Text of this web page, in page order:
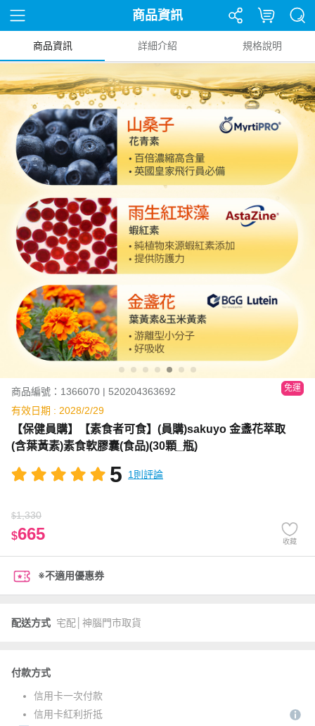
商品資訊
商品資訊 詳細介紹 規格說明
商品編號：1366070 | 520204363692 免運
有效日期 : 2028/2/29
【保健員購】【素食者可食】(員購)sakuyo 金盞花萃取
(含葉黃素)素食軟膠囊(食品)(30顆_瓶)
5 1則評論
$1,330
$665 收藏
※不適用優惠券
配送方式 宅配│神腦門市取貨
付款方式
信用卡一次付款
信用卡紅利折抵